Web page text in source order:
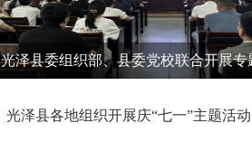
光泽县委组织部、县委党校联合开展专
光泽县各地组织开展庆“七一”主题活动